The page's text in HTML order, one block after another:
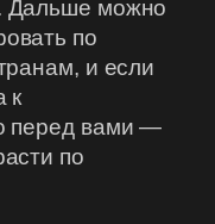
Дальше можно
по
и если
к
перед вами —
по